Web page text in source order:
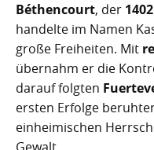
Béthencourt, der 1402
handelte im Namen
große Freiheiten. Mit
übernahm er die
darauf folgten
ersten Erfolge
einheimischen